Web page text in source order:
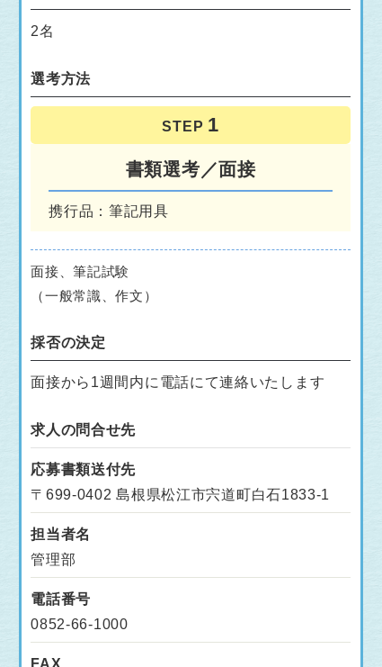
2名
選考方法
STEP
書類選考／面接
携行品：筆記用具
面接、筆記試験
（一般常識、作文）
採否の決定
面接から1週間内に電話にて連絡いたします
求人の問合せ先
応募書類送付先
〒699-0402 島根県松江市宍道町白石1833-1
担当者名
管理部
電話番号
0852-66-1000
FAX